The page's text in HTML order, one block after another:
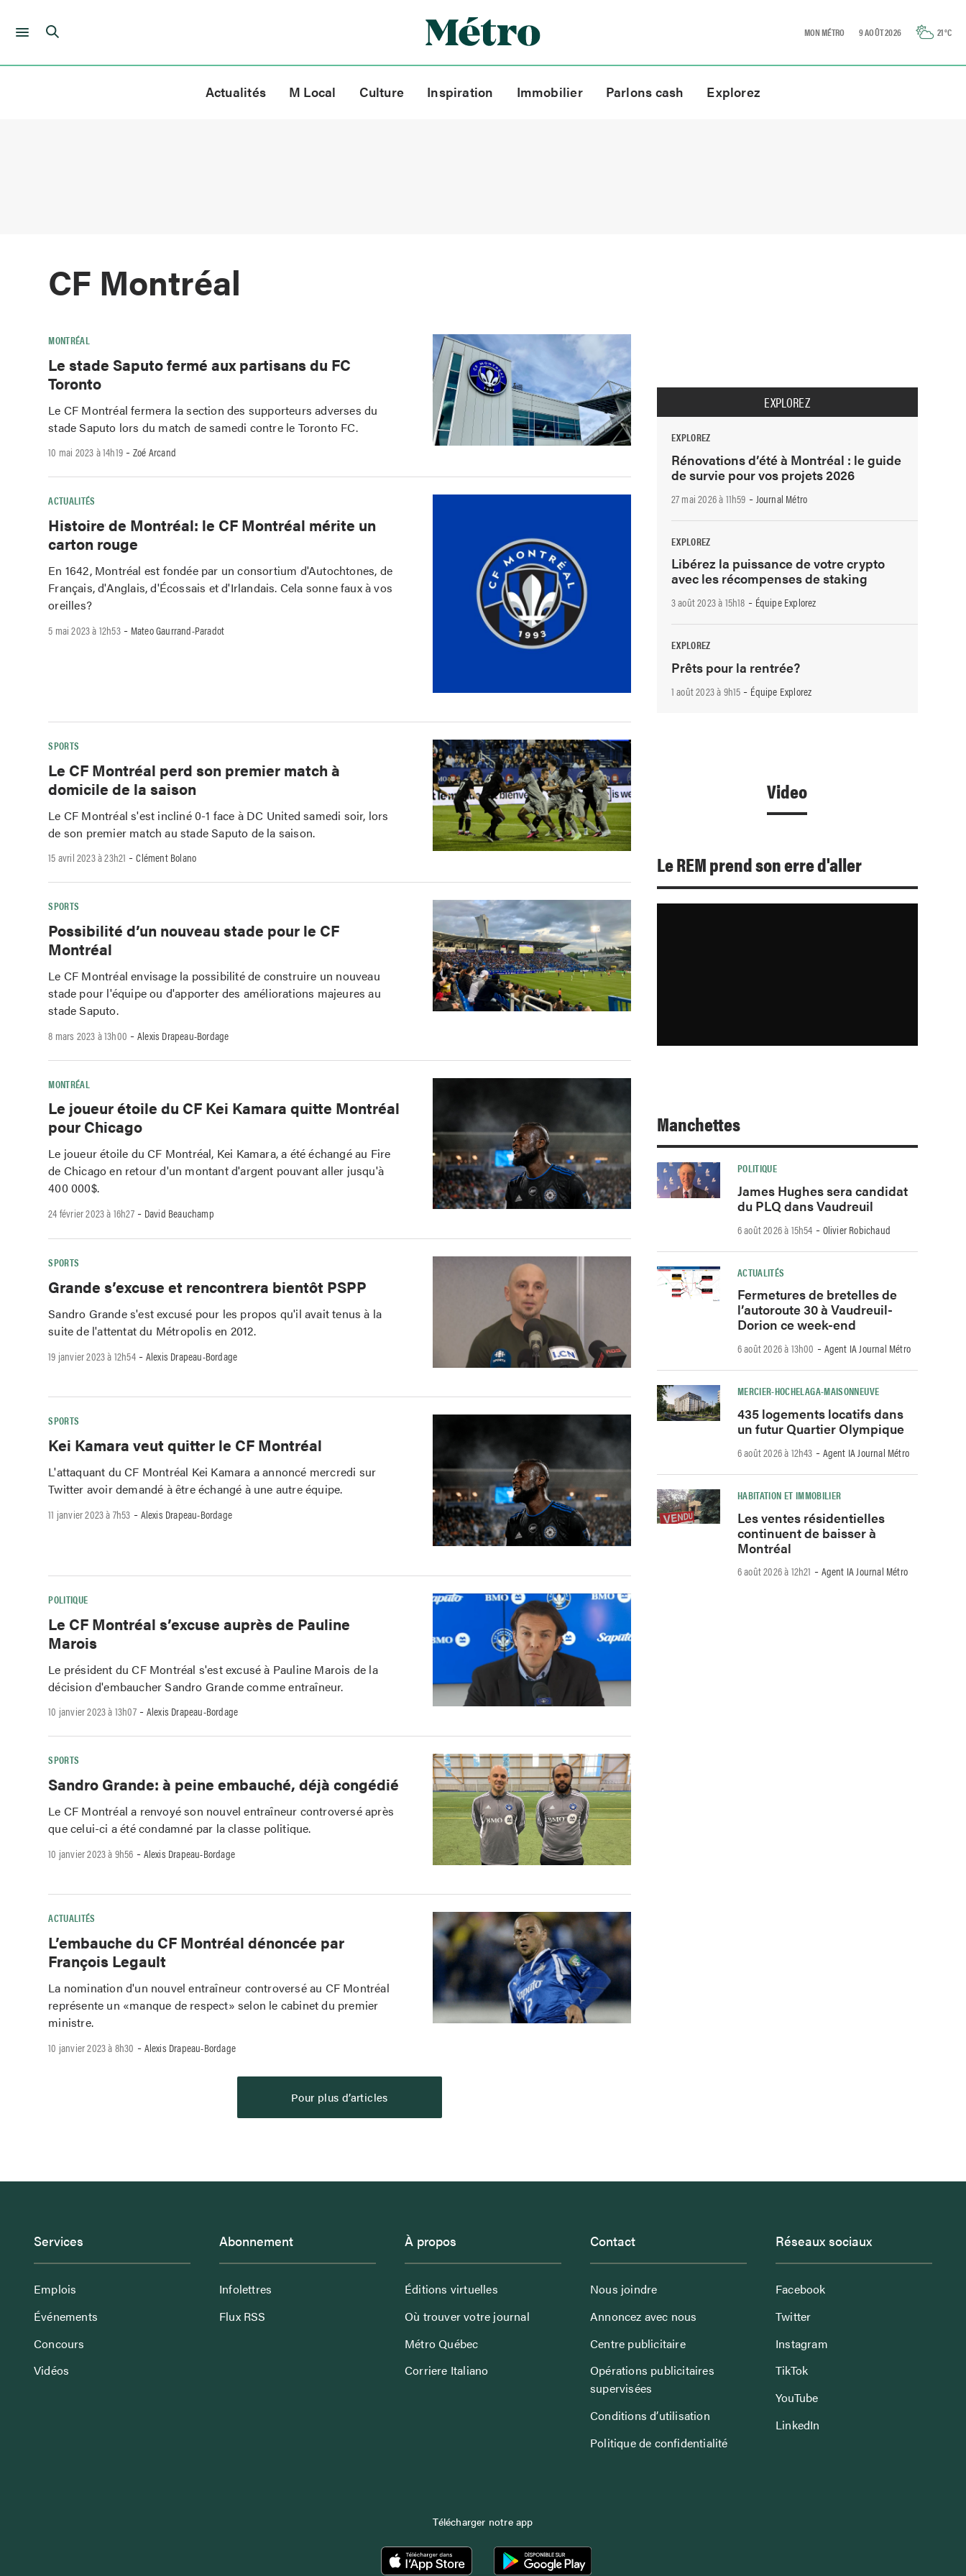
Skip
MON MÉTRO 9 AOÛT 2026 21°C
Actualités M Local Culture Inspiration Immobilier Parlons cash Explorez
CF Montréal
MONTRÉAL
Le stade Saputo fermé aux partisans du FC
Toronto
Le CF Montréal fermera la section des supporteurs adverses du
stade Saputo lors du match de samedi contre le Toronto FC.
10 mai 2023 à 14h19 -Zoé Arcand
ACTUALITÉS
Histoire de Montréal: le CF Montréal mérite un
carton rouge
En 1642, Montréal est fondée par un consortium d'Autochtones, de
Français, d'Anglais, d'Écossais et d'Irlandais. Cela sonne faux à vos
oreilles?
5 mai 2023 à 12h53- Mateo Gaurrand-Paradot
SPORTS
Le CF Montréal perd son premier match à
domicile de la saison
Le CF Montréal s'est incliné 0-1 face à DC United samedi soir, lors
de son premier match au stade Saputo de la saison.
15 avril 2023 à 23h21 -Clément Bolano
SPORTS
Possibilité d’un nouveau stade pour le CF
Montréal
Le CF Montréal envisage la possibilité de construire un nouveau
stade pour l'équipe ou d'apporter des améliorations majeures au
stade Saputo.
8 mars 2023 à 13h00 -Alexis Drapeau-Bordage
MONTRÉAL
Le joueur étoile du CF Kei Kamara quitte Montréal
pour Chicago
Le joueur étoile du CF Montréal, Kei Kamara, a été échangé au Fire
de Chicago en retour d'un montant d'argent pouvant aller jusqu'à
400 000$.
24 février 2023 à 16h27- David Beauchamp
SPORTS
Grande s’excuse et rencontrera bientôt PSPP
Sandro Grande s'est excusé pour les propos qu'il avait tenus à la
suite de l'attentat du Métropolis en 2012.
19 janvier 2023 à 12h54-Alexis Drapeau-Bordage
SPORTS
Kei Kamara veut quitter le CF Montréal
L'attaquant du CF Montréal Kei Kamara a annoncé mercredi sur
Twitter avoir demandé à être échangé à une autre équipe.
11 janvier 2023 à 7h53 -Alexis Drapeau-Bordage
POLITIQUE
Le CF Montréal s’excuse auprès de Pauline
Marois
Le président du CF Montréal s'est excusé à Pauline Marois de la
décision d'embaucher Sandro Grande comme entraîneur.
10 janvier 2023 à 13h07-Alexis Drapeau-Bordage
SPORTS
Sandro Grande: à peine embauché, déjà congédié
Le CF Montréal a renvoyé son nouvel entraîneur controversé après
que celui-ci a été condamné par la classe politique.
10 janvier 2023 à 9h56 -Alexis Drapeau-Bordage
ACTUALITÉS
L’embauche du CF Montréal dénoncée par
François Legault
La nomination d'un nouvel entraîneur controversé au CF Montréal
représente un «manque de respect» selon le cabinet du premier
ministre.
10 janvier 2023 à 8h30 -Alexis Drapeau-Bordage
Pour plus d’articles
EXPLOREZ
EXPLOREZ
Rénovations d’été à Montréal : le guide
de survie pour vos projets 2026
27 mai 2026 à 11h59 - Journal Métro
EXPLOREZ
Libérez la puissance de votre crypto
avec les récompenses de staking
3 août 2023 à 15h18 - Équipe Explorez
EXPLOREZ
Prêts pour la rentrée?
1 août 2023 à 9h15 - Équipe Explorez
Video
Le REM prend son erre d'aller
Manchettes
POLITIQUE
James Hughes sera candidat
du PLQ dans Vaudreuil
6 août 2026 à 15h54 -Olivier Robichaud
ACTUALITÉS
Fermetures de bretelles de
l’autoroute 30 à Vaudreuil-
Dorion ce week-end
6 août 2026 à 13h00 -Agent IA Journal Métro
MERCIER-HOCHELAGA-MAISONNEUVE
435 logements locatifs dans
un futur Quartier Olympique
6 août 2026 à 12h43 -Agent IA Journal Métro
HABITATION ET IMMOBILIER
Les ventes résidentielles
continuent de baisser à
Montréal
6 août 2026 à 12h21 -Agent IA Journal Métro
Services
Emplois
Événements
Concours
Vidéos
Abonnement
Infolettres
Flux RSS
À propos
Éditions virtuelles
Où trouver votre journal
Métro Québec
Corriere Italiano
Contact
Nous joindre
Annoncez avec nous
Centre publicitaire
Opérations publicitaires
supervisées
Conditions d’utilisation
Politique de confidentialité
Réseaux sociaux
Facebook
Twitter
Instagram
TikTok
YouTube
LinkedIn
Télécharger notre app